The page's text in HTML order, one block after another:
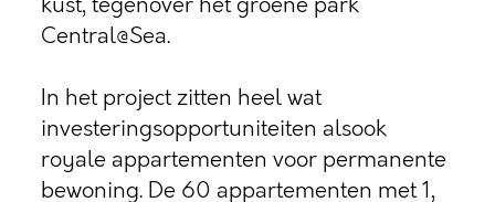
Central@Sea.
In het project zitten heel wat
investeringsopportuniteiten alsook
royale appartementen voor permanente
bewoning. De 60 appartementen met 1,